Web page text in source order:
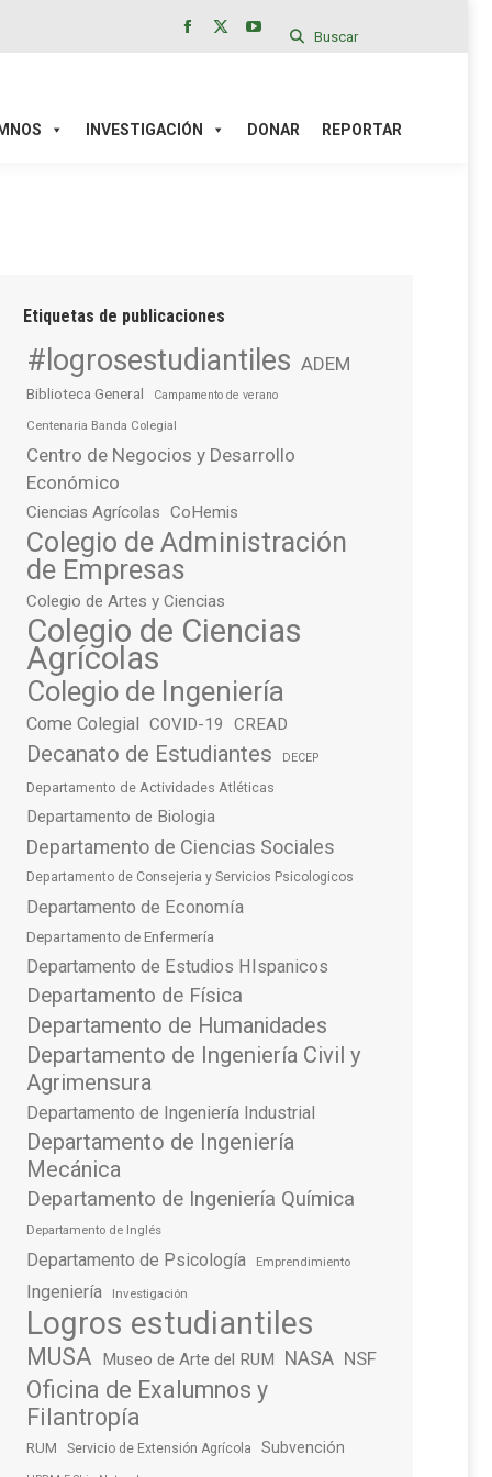
in
in
YouTube
in
Buscar
INVESTIGACIÓN DONAR REPORTAR
Etiquetas de publicaciones
#logrosestudiantiles ADEM
Biblioteca General Campamento de verano
Centenaria Banda Colegial
Centro de Negocios y Desarrollo
Económico
Ciencias Agrícolas CoHemis
Colegio de Administración
de Empresas
Colegio de Artes y Ciencias
Colegio de Ciencias
Agrícolas
Colegio de Ingeniería
Come Colegial COVID-19 CREAD
Decanato de Estudiantes DECEP
Departamento de Actividades Atléticas
Departamento de Biologia
Departamento de Ciencias Sociales
Departamento de Consejeria y Servicios Psicologicos
Departamento de Economía
Departamento de Enfermería
Departamento de Estudios HIspanicos
Departamento de Física
Departamento de Humanidades
Departamento de Ingeniería Civil y
Agrimensura
Departamento de Ingeniería Industrial
Departamento de Ingeniería
Mecánica
Departamento de Ingeniería Química
Departamento de Inglés
Departamento de Psicología Emprendimiento
Ingeniería Investigación
Logros estudiantiles
MUSA Museo de Arte del RUM NASA NSF
Oficina de Exalumnos y
Filantropía
RUM Servicio de Extensión Agrícola Subvención